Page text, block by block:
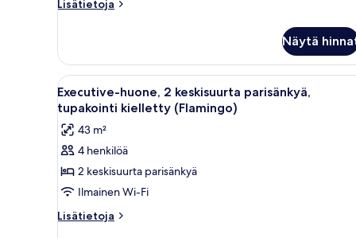
(Flamingo)
Lisätietoja
Lisätietoja
suuri
parisänky,
tupakointi
kielletty
(Flamingo)
Näytä
Avaa
kaikki
huonetyypin
Executive-
huone,
2
keskisuurta
parisänkyä,
Hotellihuone, jossa on kaksi
7
Executive-huone, 2 keskisuurta parisänkyä,
tupakointi kielletty (Flamingo)
43 m²
4 henkilöä
2 keskisuurta parisänkyä
Ilmainen Wi-Fi
Lisätietoja
Lisätietoja